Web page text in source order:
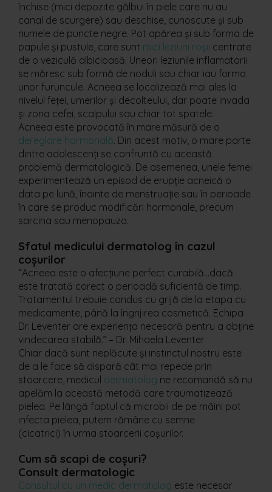
închise (mici depozite gălbui în piele care nu au
canal de scurgere) sau deschise, cunoscute și sub
numele de puncte negre. Pot apărea și sub forma de
papule și pustule, care sunt mici leziuni roșii centrate
de o veziculă albicioasă. Uneori leziunile inflamatorii
se măresc sub formă de noduli sau chiar iau forma
unor furuncule. Acneea se localizează mai ales la
nivelul feței, umerilor și decolteului, dar poate invada
și zona cefei, scalpului sau chiar tot spatele.
Acneea este provocată în mare măsură de o
dereglare hormonală. Din acest motiv, o mare parte
dintre adolescenți se confruntă cu această
problemă dermatologică. De asemenea, unele femei
experimentează un episod de erupție acneică o
data pe lună, înainte de menstruație sau în perioade
în care se produc modificări hormonale, precum
sarcina sau menopauza.
Sfatul medicului dermatolog în cazul
coșurilor
“Acneea este o afecțiune perfect curabilă…dacă
este tratată corect o perioadă suficientă de timp.
Tratamentul trebuie condus cu grijă de la etapa cu
medicamente, până la îngrijirea cosmetică. Echipa
Dr. Leventer are experiența necesară pentru a obține
vindecarea stabilă.” – Dr. Mihaela Leventer
Chiar dacă sunt neplăcute și instinctul nostru este
de a le face să dispară cât mai repede prin
stoarcere, medicul dermatolog ne recomandă să nu
apelăm la această metodă care traumatizează
pielea. Pe lângă faptul că microbii de pe mâini pot
infecta pielea, putem rămâne cu semne
(cicatrici) în urma stoarcerii coșurilor.
Cum să scapi de coșuri?
Consult dermatologic
Consultul cu un medic dermatolog este necesar